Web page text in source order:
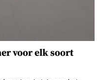
voor elk soort